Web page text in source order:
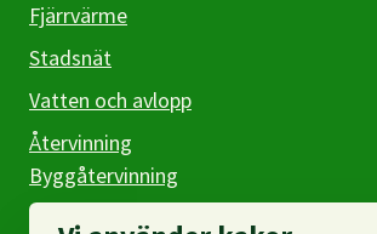
Fjärrvärme
Stadsnät
Vatten och avlopp
Återvinning
Byggåtervinning
Företag